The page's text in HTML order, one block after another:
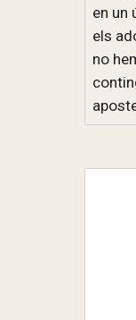
en un
els
no